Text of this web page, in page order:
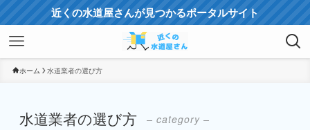
近くの水道屋さんが見つかるポータルサイト
ホーム 水道業者の選び方
水道業者の選び方 – category –